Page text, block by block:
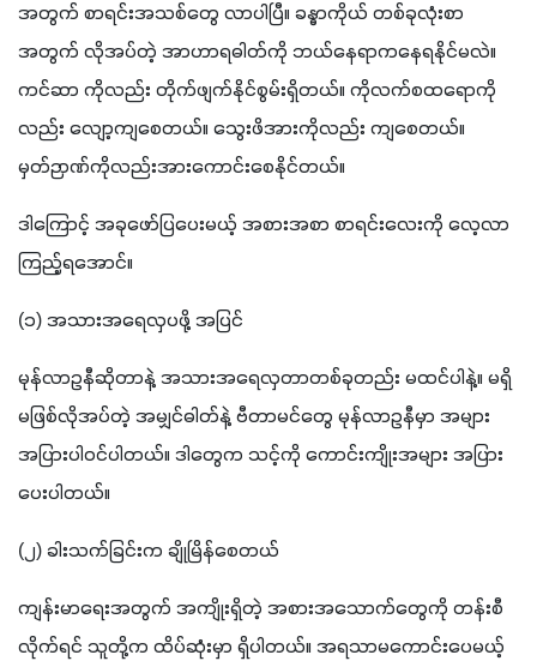
အတွက် စာရင်းအသစ်တွေ လာပါပြီ။ ခန္ဓာကိုယ် တစ်ခုလုံးစာ
အတွက် လိုအပ်တဲ့ အာဟာရဓါတ်ကို ဘယ်နေရာကနေရနိုင်မလဲ။
ကင်ဆာ ကိုလည်း တိုက်ဖျက်နိုင်စွမ်းရှိတယ်။ ကိုလက်စထရောကို
လည်း လျော့ကျစေတယ်။ သွေးဖိအားကိုလည်း ကျစေတယ်။
မှတ်ဉာဏ်ကိုလည်းအားကောင်းစေနိုင်တယ်။
ဒါကြောင့် အခုဖော်ပြပေးမယ့် အစားအစာ စာရင်းလေးကို လေ့လာ
ကြည့်ရအောင်။
(၁) အသားအရေလှပဖို့ အပြင်
မုန်လာဥနီဆိုတာနဲ့ အသားအရေလှတာတစ်ခုတည်း မထင်ပါနဲ့။ မရှိ
မဖြစ်လိုအပ်တဲ့ အမျှင်ဓါတ်နဲ့ ဗီတာမင်တွေ မုန်လာဥနီမှာ အများ
အပြားပါဝင်ပါတယ်။ ဒါတွေက သင့်ကို ကောင်းကျိုးအများ အပြား
ပေးပါတယ်။
(၂) ခါးသက်ခြင်းက ချိုမြိန်စေတယ်
ကျန်းမာရေးအတွက် အကျိုးရှိတဲ့ အစားအသောက်တွေကို တန်းစီ
လိုက်ရင် သူတို့က ထိပ်ဆုံးမှာ ရှိပါတယ်။ အရသာမကောင်းပေမယ့်